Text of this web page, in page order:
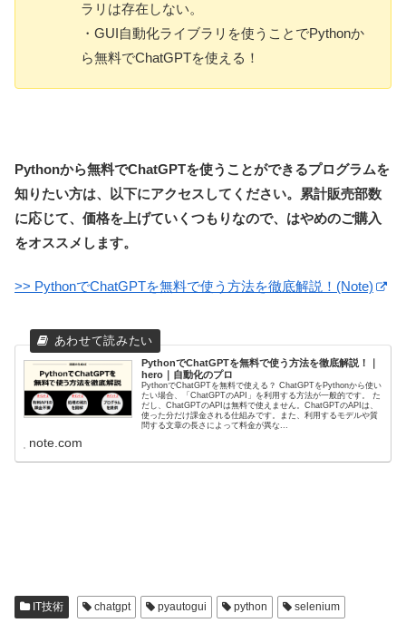
ラリは存在しない。
・GUI自動化ライブラリを使うことでPythonか
ら無料でChatGPTを使える！
Pythonから無料でChatGPTを使うことができるプログラムを
知りたい方は、以下にアクセスしてください。累計販売部数
に応じて、価格を上げていくつもりなので、はやめのご購入
をオススメします。
>> PythonでChatGPTを無料で使う方法を徹底解説！(Note)
PythonでChatGPTを無料で使う方法を徹底解説！｜
hero｜自動化のプロ
PythonでChatGPTを無料で使える？ ChatGPTをPythonから使い
たい場合、「ChatGPTのAPI」を利用する方法が一般的です。 た
だし、ChatGPTのAPIは無料で使えません。ChatGPTのAPIは、
使った分だけ課金される仕組みです。また、利用するモデルや質
問する文章の長さによって料金が異な...
note.com
IT技術 chatgpt pyautogui python selenium